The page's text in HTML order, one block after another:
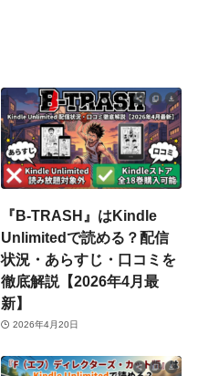
『B-TRASH』はKindle
Unlimitedで読める？配信
状況・あらすじ・口コミを
徹底解説【2026年4月最
新】
2026年4月20日